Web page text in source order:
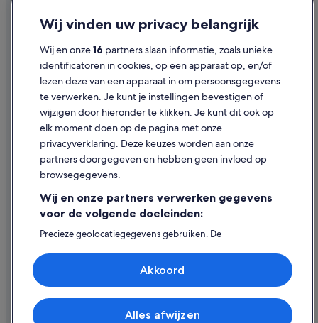
Gebruiksvoorwaarden
Juridische informatie/Contact
Inhoudsrichtlijnen en inhoud rapporteren
Contact
Restitutieproces en tijdsbestek
Boek een vlucht met airlinetegoed
Internationale reisdocumenten
© 2026 Expedia, Inc. - een bedrijf van Expedia Group. Alle rechten
Wij vinden uw privacy belangrijk
Wij en onze16 partners slaan informatie, zoals unieke
identificatoren in cookies, op een apparaat op, en/of
lezen deze van een apparaat in om persoonsgegevens
te verwerken. Je kunt je instellingen bevestigen of
wijzigen door hieronder te klikken. Je kunt dit ook op
elk moment doen op de pagina met onze
privacyverklaring. Deze keuzes worden aan onze
partners doorgegeven en hebben geen invloed op
browsegegevens.
Wij en onze partners verwerken gegevens
voor de volgende doeleinden:
Precieze geolocatiegegevens gebruiken. De
Informatie op een apparaat opslaan en/of openen.
Gepersonaliseerde advertenties en content, advertentie-
en contentmetingen, doelgroepenonderzoek en
Partnerlijst (derden)Alles afwijzen
Akkoord